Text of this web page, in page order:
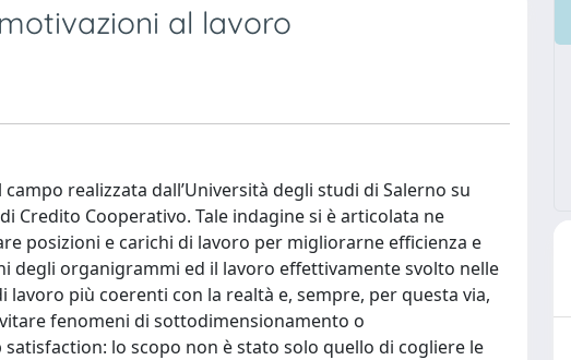
al lavoro
realizzata dall’Università degli studi di Salerno su
Credito Cooperativo. Tale indagine si è articolata ne
posizioni e carichi di lavoro per migliorarne efficienza e
degli organigrammi ed il lavoro effettivamente svolto nelle
più coerenti con la realtà e, sempre, per questa via,
fenomeni di sottodimensionamento o
lo scopo non è stato solo quello di cogliere le